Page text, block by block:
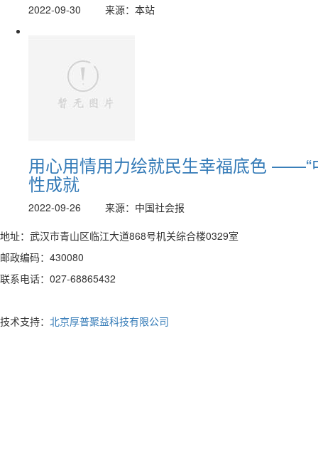
2022-09-30 来源：本站
用心用情用力绘就民生幸福底色 ——“
性成就
2022-09-26
来源：中国社会报
地址：武汉市青山区临江大道868号机关综合楼0329室
邮政编码：430080
联系电话：027-68865432
技术支持： 北京厚普聚益科技有限公司